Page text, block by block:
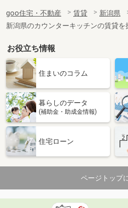
専有面積
83.74m²
間取り
3LDK
新潟県上越市大和５
価 格
6.30万円
新潟県上
専有面積 34.76m²
間取り
新潟県上越市大潟区下小船津浜
住 所
新潟県上越
専有面積 65.72m²
間取り
2LDK
新潟県三条市西裏館３
goo住宅・不動産 賃貸
新潟県
新潟県のカウンターキッチンの賃貸を
お役立ち情報
住まいのコラム
暮らしのデータ
(補助金・助成金情報)
住宅ローン
ページトップ